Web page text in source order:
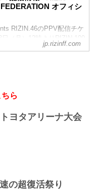
ェザー級タイトルマッチ 鈴
オフィシ
RIZIN.46のPPV配信チケ
日（月）12時よりRIZIN 100
LIVE、ABEMA、U-NEXT
presents RIZIN.46を全試合
ュール一覧
jp.rizinff.com
ら
ヨタアリーナ大会
の超復活祭り